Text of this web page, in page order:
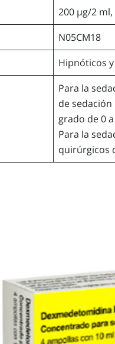
200 µg/2
N05CM18
Hipnóticos
Para la
de
grado de 0
Para la
quirúrgicos